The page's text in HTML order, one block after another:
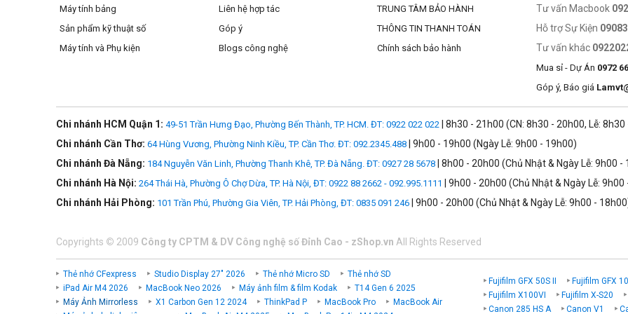
Tương thích đa dạng ống kính đáp ứng phong
Dễ dàng quay vlog chuyên nghiệp với máy ảnh ZV-E10, nhờ ống kính rời có thể bắt trọn thế giới dù bạn chọn góc ngắm nào đi
Máy tính bảng
Sản phẩm kỹ thuật số
Máy tính và Phụ kiện
Liên hệ hợp tác
Góp ý
Blogs công nghệ
TRUNG TÂM BẢO HÀNH
THÔNG TIN THANH TOÁN
Chính sách bảo hành
Tư vấn Macbook
Hỗ trợ Sự Kiện
Tư vấn khác
Mua sỉ - Dự Án 0972
Góp ý, Báo giá
Chi nhánh HCM Quận 1: 49-51 Trần Hưng Đạo, Phường Bến Thành, TP. HCM. ĐT: 0922 022 022 | 8h30 - 21h00 (CN: 8h30 - 20h00, Lễ:
Chi nhánh Cần Thơ: 64 Hùng Vương, Phường Ninh Kiều, TP. Cần Thơ. ĐT: 092.2345.488 | 9h00 - 19h00 (Ngày Lễ: 9h00 - 19h00)
Chi nhánh Đà Nẵng: 184 Nguyễn Văn Linh, Phường Thanh Khê, TP. Đà Nẵng. ĐT: 0927 28 5678 | 8h00 - 20h00 (Chủ Nhật & Ngày Lễ: 9h00 -
Chi nhánh Hà Nội: 264 Thái Hà, Phường Ô Chợ Dừa, TP. Hà Nội, ĐT: 0922 88 2662 - 092.995.1111
| 9h00 - 20h00 (Chủ Nhật & Ngày Lễ:
Chi nhánh Hải Phòng: 101 Trần Phú, Phường Gia Viên, TP. Hải Phòng, ĐT: 0835 091 246 | 9h00 - 20h00 (Chủ Nhật & Ngày Lễ: 9h00 -
Copyrights © 2009 Công ty CPTM & DV Công nghệ số Đỉnh Cao - zShop.vn All Rights Reserved
Thẻ nhớ CFexpress Studio Display 27" 2026 Thẻ nhớ Micro SD
Thẻ nhớ SD
iPad Air M4 2026
MacBook Neo 2026 Máy ảnh film & film Kodak
T14 Gen 6 2025
Máy Ảnh Mirrorless
X1 Carbon Gen 12 2024 ThinkPad P MacBook Pro
MacBook Air
Fujifilm GFX 50S II Fujifilm GFX
Fujifilm X100VI
Fujifilm X-S20
Canon 285 HS A
Canon V1